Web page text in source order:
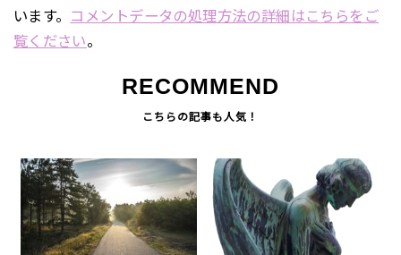
います。 コメントデータの処理方法の詳細はこちらをご
覧ください。
RECOMMEND